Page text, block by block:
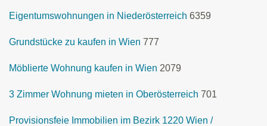
Eigentumswohnungen in Niederösterreich 6359
Grundstücke zu kaufen in Wien 777
Möblierte Wohnung kaufen in Wien 2079
3 Zimmer Wohnung mieten in Oberösterreich 701
Provisionsfeie Immobilien im Bezirk 1220 Wien /